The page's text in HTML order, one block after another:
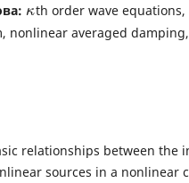
κth order wave
nonlinear averaged
relationships between the
sources in a nonlinear